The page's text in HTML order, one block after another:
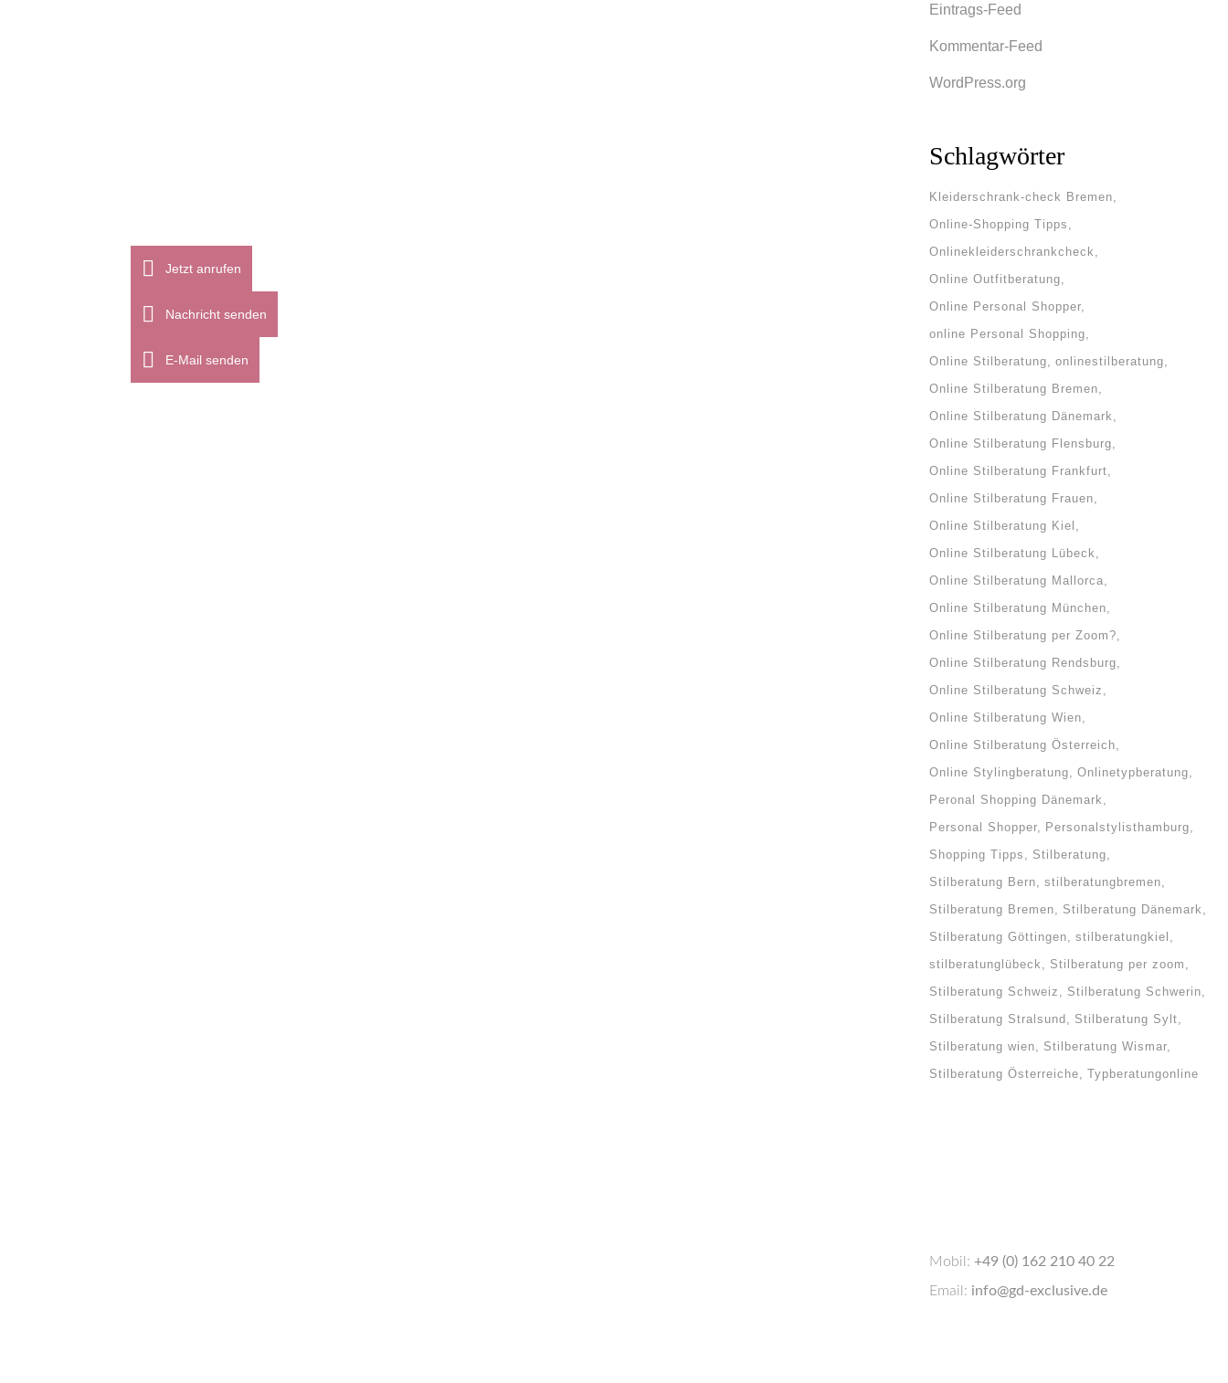
Eintrags-Feed
Kommentar-Feed
WordPress.org
Schlagwörter
Kleiderschrank-check Bremen
Online-Shopping Tipps
Onlinekleiderschrankcheck
Online Outfitberatung
Online Personal Shopper
online Personal Shopping
Online Stilberatung
onlinestilberatung
Online Stilberatung Bremen
Online Stilberatung Dänemark
Online Stilberatung Flensburg
Online Stilberatung Frankfurt
Online Stilberatung Frauen
Online Stilberatung Kiel
Online Stilberatung Lübeck
Online Stilberatung Mallorca
Online Stilberatung München
Online Stilberatung per Zoom?
Online Stilberatung Rendsburg
Online Stilberatung Schweiz
Online Stilberatung Wien
Online Stilberatung Österreich
Online Stylingberatung
Onlinetypberatung
Peronal Shopping Dänemark
Personal Shopper
Personalstylisthamburg
Shopping Tipps
Stilberatung
Stilberatung Bern
stilberatungbremen
Stilberatung Bremen
Stilberatung Dänemark
Stilberatung Göttingen
stilberatungkiel
stilberatunglübeck
Stilberatung per zoom
Stilberatung Schweiz
Stilberatung Schwerin
Stilberatung Stralsund
Stilberatung Sylt
Stilberatung wien
Stilberatung Wismar
Stilberatung Österreiche
Typberatungonline
Mobil: +49 (0) 162 210 40 22
Email: info@gd-exclusive.de
Jetzt anrufen
Nachricht senden
E-Mail senden